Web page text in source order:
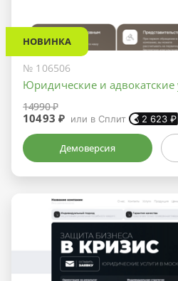
НОВИНКА
№ 106506
Юридические и адвокатские
14990 ₽
10493 ₽ или в Сплит 2 623 ₽
Демоверсия